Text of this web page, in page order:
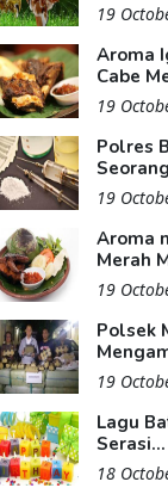
19
Aroma
Cabe
19
Polres
19
Aroma
Merah
19
Polsek
19
Lagu
Serasi...
18